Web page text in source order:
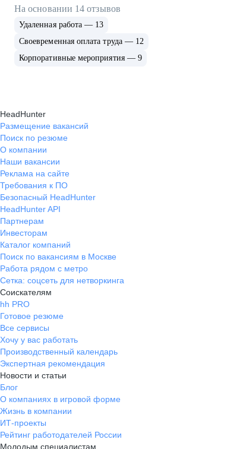
На основании 14 отзывов
Удаленная работа — 13
Своевременная оплата труда — 12
Корпоративные мероприятия — 9
HeadHunter
Размещение вакансий
Поиск по резюме
О компании
Наши вакансии
Реклама на сайте
Требования к ПО
Безопасный HeadHunter
HeadHunter API
Партнерам
Инвесторам
Каталог компаний
Поиск по вакансиям в Москве
Работа рядом с метро
Сетка: соцсеть для нетворкинга
Соискателям
hh PRO
Готовое резюме
Все сервисы
Хочу у вас работать
Производственный календарь
Экспертная рекомендация
Новости и статьи
Блог
О компаниях в игровой форме
Жизнь в компании
ИТ-проекты
Рейтинг работодателей России
Молодым специалистам